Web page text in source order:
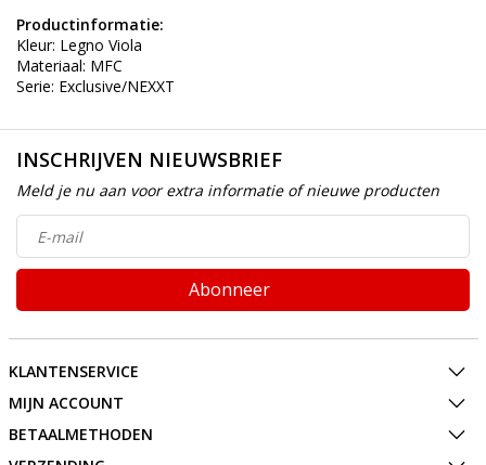
Productinformatie:
Kleur: Legno Viola
Materiaal: MFC
Serie: Exclusive/NEXXT
INSCHRIJVEN NIEUWSBRIEF
Meld je nu aan voor extra informatie of nieuwe producten
Abonneer
KLANTENSERVICE
MIJN ACCOUNT
BETAALMETHODEN